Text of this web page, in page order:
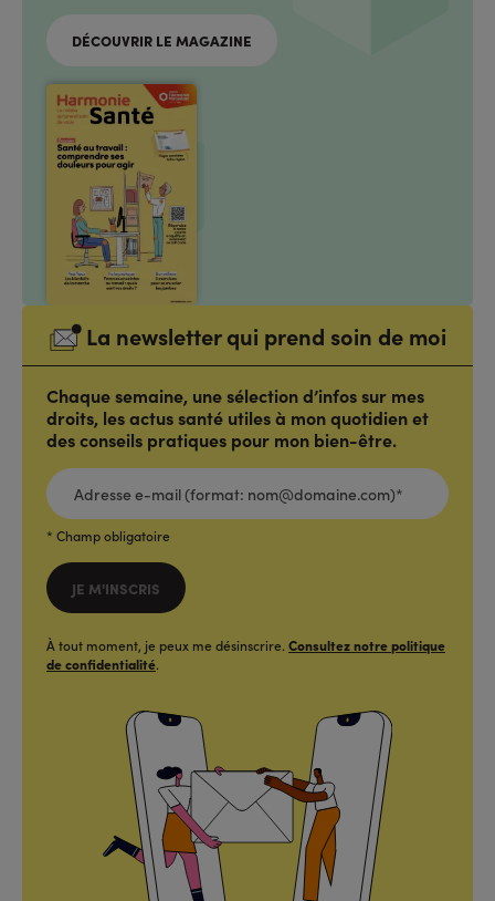
DÉCOUVRIR LE MAGAZINE
La newsletter qui prend soin de moi
Chaque semaine, une sélection d’infos sur mes
droits, les actus santé utiles à mon quotidien et
des conseils pratiques pour mon bien-être.
ADRESSE
E-
MAIL
(FORMAT:
NOM@DOMAINE.COM)*
* Champ obligatoire
JE M'INSCRIS
À tout moment, je peux me désinscrire. Consultez notre politique
de confidentialité.